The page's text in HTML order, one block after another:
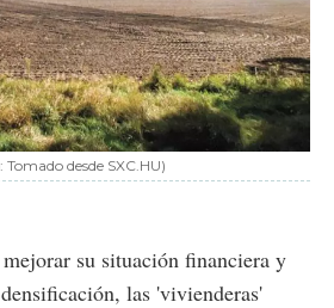
Tomado desde SXC.HU)
su situación financiera y
las 'vivienderas'